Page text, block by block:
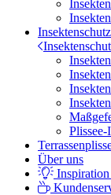
Plissee-
Über uns